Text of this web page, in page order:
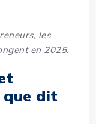
les
en 2025.
que dit